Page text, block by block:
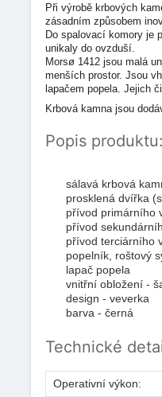
Při výrobě krbových
zásadním způsobem
Do spalovací komory je
unikaly do ovzduší.
Morsø 1412 jsou malá
menších prostor. Jsou
lapačem popela. Jejich
Krbová kamna jsou
Popis produktu:
sálavá krbová
prosklená dvířka
přívod primárního
přívod
přívod terciárního
popelník, roštový
lapač popela
vnitřní obložení -
design - veverka
barva - černá
Technické
Operativní výkon: